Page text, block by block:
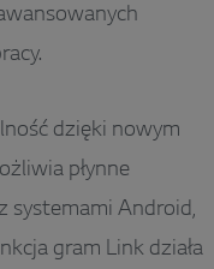
dzięki nowym
płynne
systemami Android,
gram Link działa